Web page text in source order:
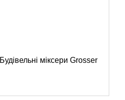
Будівельні міксери Grosser